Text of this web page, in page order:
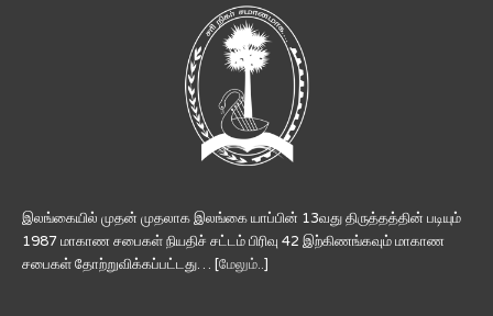
இலங்கையில் முதன் முதலாக இலங்கை யாப்பின் 13வது திருத்தத்தின் படியும்
1987 மாகாண சபைகள் நியதிச் சட்டம் பிரிவு 42 இற்கிணங்கவும் மாகாண
சபைகள் தோற்றுவிக்கப்பட்டது… [மேலும்..]